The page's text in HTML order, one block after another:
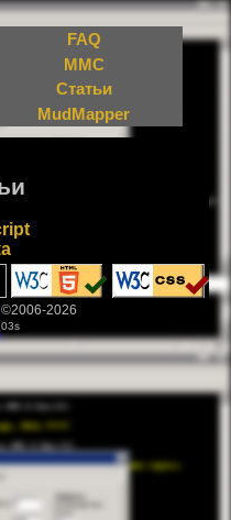
FAQ
MMC
Статьи
MudMapper
©2006-2026